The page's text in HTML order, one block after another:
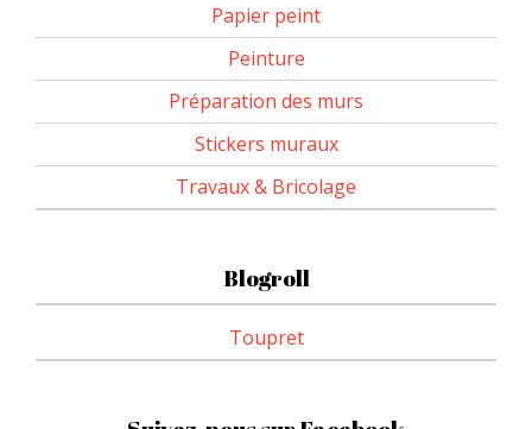
Papier peint
Peinture
Préparation des murs
Stickers muraux
Travaux & Bricolage
Blogroll
Toupret